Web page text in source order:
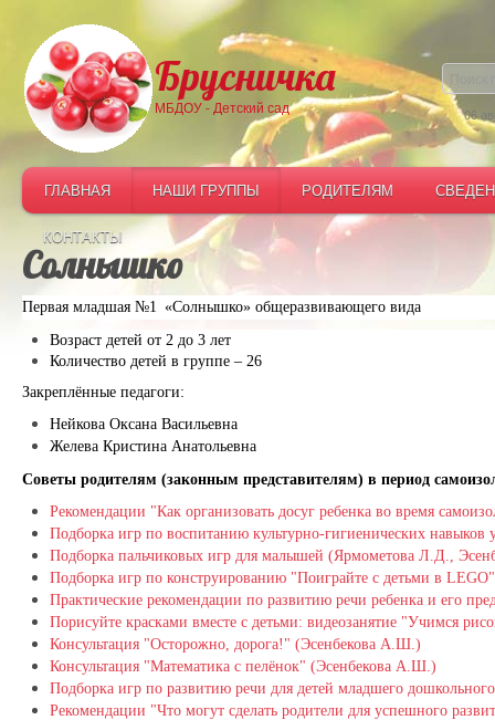
Брусничка
МБДОУ - Детский сад 06
ГЛАВНАЯ НАШИ ГРУППЫ РОДИТЕЛЯМ
КОНТАКТЫ
Солнышко
Первая младшая №1 «Солнышко» общеразвивающего вида
Возраст детей от 2 до 3 лет
Количество детей в группе – 26
Закреплённые педагоги:
Нейкова Оксана Васильевна
Желева Кристина Анатольевна
Советы родителям (законным представителям) в период
Рекомендации "Как организовать досуг ребенка во время
Подборка игр по воспитанию культурно-гигиенических
Подборка пальчиковых игр для малышей (Ярмометова Л.Д.,
Подборка игр по конструированию "Поиграйте с детьми в
Практические рекомендации по развитию речи ребенка и его
Порисуйте красками вместе с детьми: видеозанятие "Учимся
Консультация "Осторожно, дорога!" (Эсенбекова А.Ш.)
Консультация "Математика с пелёнок" (Эсенбекова А.Ш.)
Подборка игр по развитию речи для детей младшего
Рекомендации "Что могут сделать родители для успешного